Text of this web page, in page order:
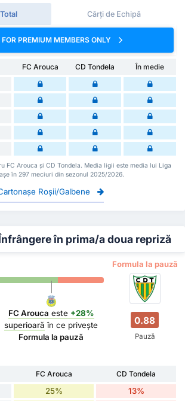
Cărți de Echipă
PREMIUM MEMBERS ONLY
FC Arouca CD Tondela
În medie
FC Arouca și CD Tondela. Media ligii este media lui Liga
în 297 meciuri din sezonul 2025/2026.
Roșii/Galbene
în prima/a doua repriză
Formula la pauză
FC Arouca este +28%
superioară în ce privește
Formula la pauză
0.88
Pauză
FC Arouca
CD Tondela
25% 13%